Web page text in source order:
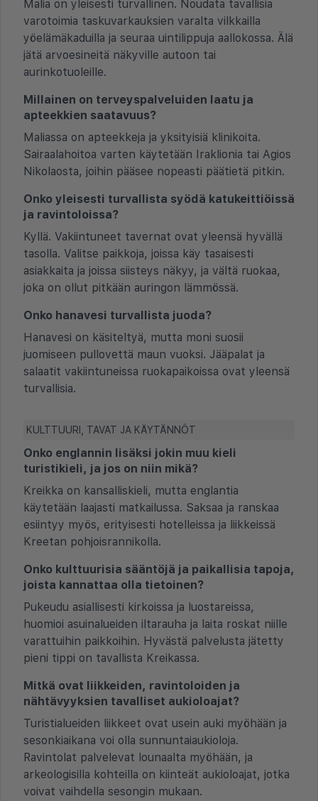
Malia on yleisesti turvallinen. Noudata tavallisia
varotoimia taskuvarkauksien varalta vilkkailla
yöelämäkaduilla ja seuraa uintilippuja aallokossa. Älä
jätä arvoesineitä näkyville autoon tai
aurinkotuoleille.
Millainen on terveyspalveluiden laatu ja
apteekkien saatavuus?
Maliassa on apteekkeja ja yksityisiä klinikoita.
Sairaalahoitoa varten käytetään Iraklionia tai Agios
Nikolaosta, joihin pääsee nopeasti päätietä pitkin.
Onko yleisesti turvallista syödä katukeittiöissä
ja ravintoloissa?
Kyllä. Vakiintuneet tavernat ovat yleensä hyvällä
tasolla. Valitse paikkoja, joissa käy tasaisesti
asiakkaita ja joissa siisteys näkyy, ja vältä ruokaa,
joka on ollut pitkään auringon lämmössä.
Onko hanavesi turvallista juoda?
Hanavesi on käsiteltyä, mutta moni suosii
juomiseen pullovettä maun vuoksi. Jääpalat ja
salaatit vakiintuneissa ruokapaikoissa ovat yleensä
turvallisia.
KULTTUURI, TAVAT JA KÄYTÄNNÖT
Onko englannin lisäksi jokin muu kieli
turistikieli, ja jos on niin mikä?
Kreikka on kansalliskieli, mutta englantia
käytetään laajasti matkailussa. Saksaa ja ranskaa
esiintyy myös, erityisesti hotelleissa ja liikkeissä
Kreetan pohjoisrannikolla.
Onko kulttuurisia sääntöjä ja paikallisia tapoja,
joista kannattaa olla tietoinen?
Pukeudu asiallisesti kirkoissa ja luostareissa,
huomioi asuinalueiden iltarauha ja laita roskat niille
varattuihin paikkoihin. Hyvästä palvelusta jätetty
pieni tippi on tavallista Kreikassa.
Mitkä ovat liikkeiden, ravintoloiden ja
nähtävyyksien tavalliset aukioloajat?
Turistialueiden liikkeet ovat usein auki myöhään ja
sesonkiaikana voi olla sunnuntaiaukioloja.
Ravintolat palvelevat lounaalta myöhään, ja
arkeologisilla kohteilla on kiinteät aukioloajat, jotka
voivat vaihdella sesongin mukaan.